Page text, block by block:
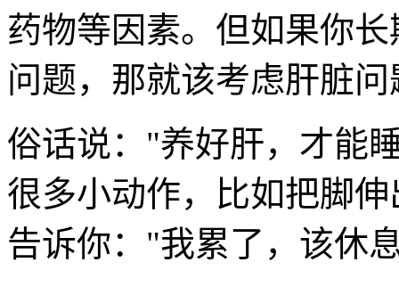
药物等因素。但如果你
问题，那就该考虑肝脏
俗话说："养好肝，才能
很多小动作，比如把脚
告诉你："我累了，该休